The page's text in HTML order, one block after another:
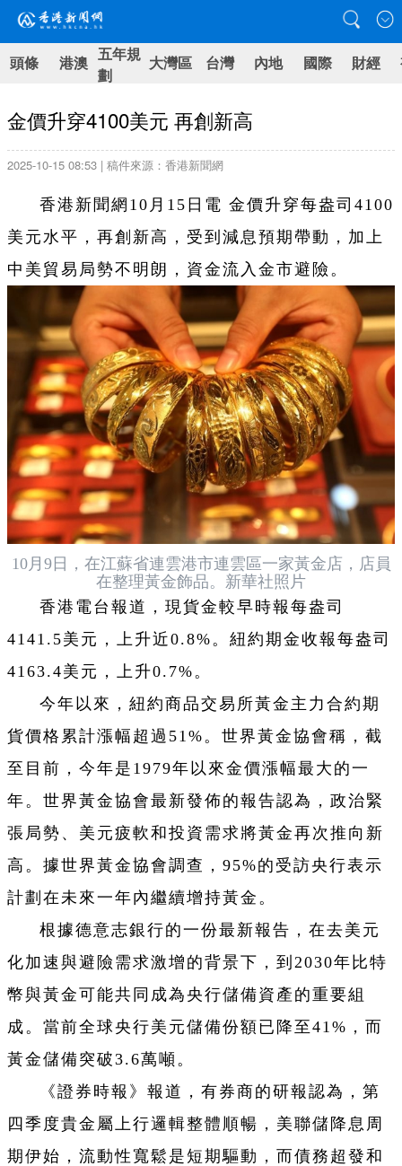
頭條 港澳 五年規
劃
大灣區 台灣 內地 國際 財經
金價升穿4100美元 再創新高
2025-10-15 08:53 | 稿件來源：香港新聞網
香港新聞網10月15日電 金價升穿每盎司4100
美元水平，再創新高，受到減息預期帶動，加上
中美貿易局勢不明朗，資金流入金市避險。
10月9日，在江蘇省連雲港市連雲區一家黃金店，店員
在整理黃金飾品。新華社照片
香港電台報道，現貨金較早時報每盎司
4141.5美元，上升近0.8%。紐約期金收報每盎司
4163.4美元，上升0.7%。
今年以來，紐約商品交易所黃金主力合約期
貨價格累計漲幅超過51%。世界黃金協會稱，截
至目前，今年是1979年以來金價漲幅最大的一
年。世界黃金協會最新發佈的報告認為，政治緊
張局勢、美元疲軟和投資需求將黃金再次推向新
高。據世界黃金協會調查，95%的受訪央行表示
計劃在未來一年內繼續增持黃金。
根據德意志銀行的一份最新報告，在去美元
化加速與避險需求激增的背景下，到2030年比特
幣與黃金可能共同成為央行儲備資產的重要組
成。當前全球央行美元儲備份額已降至41%，而
黃金儲備突破3.6萬噸。
《證券時報》報道，有券商的研報認為，第
四季度貴金屬上行邏輯整體順暢，美聯儲降息周
期伊始，流動性寬鬆是短期驅動，而債務超發和